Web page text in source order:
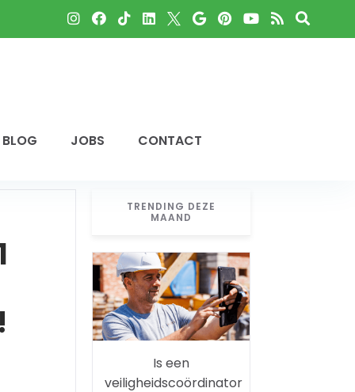
BLOG JOBS CONTACT
TRENDING DEZE
MAAND
Is een
veiligheidscoördinator